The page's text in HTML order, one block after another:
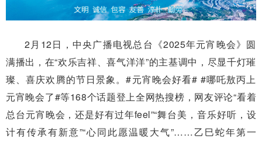
2月12日，中央广播电视总台《2025年元宵晚会》圆
满播出，在“欢乐吉祥、喜气洋洋”的主基调中，尽显千灯璀
璨、喜庆欢腾的节日景象。#元宵晚会好看# #哪吒敖丙上
元宵晚会了#等168个话题登上全网热搜榜，网友评论“看着
总台元宵晚会，还是好有过年feel”“舞台美，音乐好听，设
计有传承有新意”“心同此愿温暖大气”……乙巳蛇年第一